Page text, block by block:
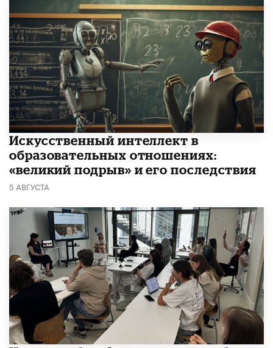
​Искусственный интеллект в
образовательных отношениях:
«великий подрыв» и его последствия
5 АВГУСТА